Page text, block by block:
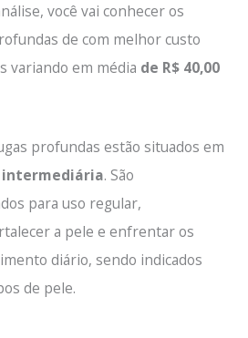
você vai conhecer os
de com melhor custo
variando em média de R$ 40,00
profundas estão situados em
. São
para uso regular,
a pele e enfrentar os
diário, sendo indicados
de pele.